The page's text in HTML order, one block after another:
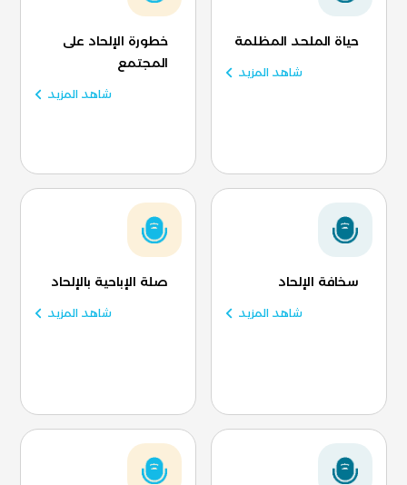
حياة الملحد المظلمة
شاهد المزيد
خطورة الإلحاد على
المجتمع
شاهد المزيد
سخافة الإلحاد
شاهد المزيد
صلة الإباحية بالإلحاد
شاهد المزيد